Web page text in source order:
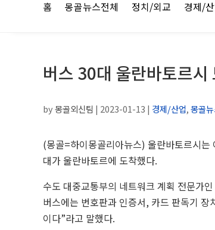
홈 몽골뉴스전체 정치/외교 경제/
버스 30대 울란바토르
by몽골외신팀 | 2023-01-13 | 경제/산업,몽골
(몽골=하이몽골리아뉴스) 울란바토르시
대가 울란바토르에 도착했다.
수도 대중교통부의 네트워크 계획 전문가
버스에는 번호판과 인증서, 카드 판독기
이다”라고 말했다.